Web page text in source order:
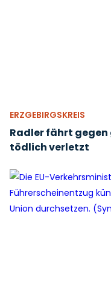
ERZGEBIRGSKREIS
Radler fährt
tödlich verletzt